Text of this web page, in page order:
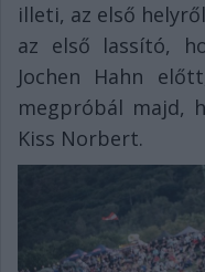
illeti, az első
az első lassító,
Jochen Hahn
megpróbál majd,
Kiss Norbert.